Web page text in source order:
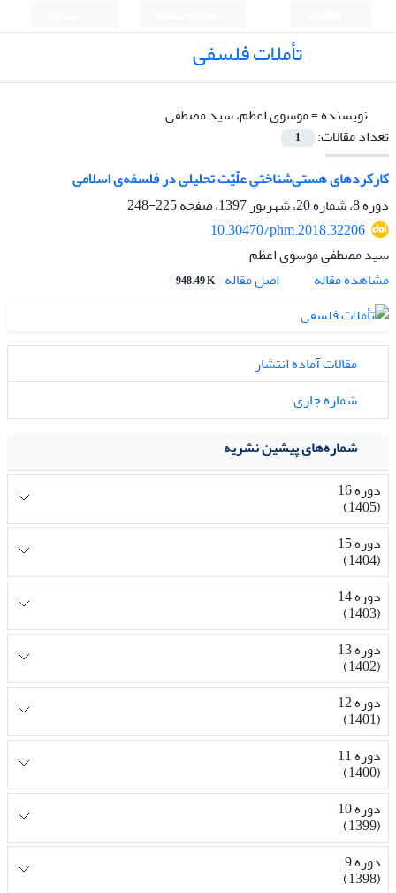
تأملات فلسفی
نویسنده =موسوی اعظم، سید مصطفی
تعداد مقالات:
1
کارکردهای هستی‌شناختیِ علّیّت تحلیلی در فلسفه‌ی اسلامی
دوره 8، شماره 20، شهریور 1397، صفحه
225-248
10.30470/phm.2018.32206
سید مصطفی موسوی اعظم
مشاهده مقاله
اصل مقاله 948.49 K
مقالات آماده انتشار
شماره جاری
شماره‌های پیشین نشریه
دوره 16
(1405)
دوره 15
(1404)
دوره 14
(1403)
دوره 13
(1402)
دوره 12
(1401)
دوره 11
(1400)
دوره 10
(1399)
دوره 9
(1398)